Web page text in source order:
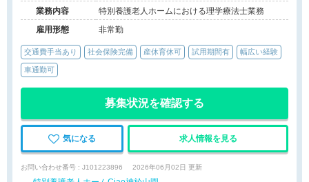
業務内容
特別養護老人ホームにおける理学療法士業務
雇用形態
非常勤
交通費手当あり 社会保険完備 産休育休可 試用期間有 幅広い経験
車通勤可
募集状況を確認する
気になる 求人情報を見る
お問い合わせ番号 : J101223896 2026年06月02日 更新